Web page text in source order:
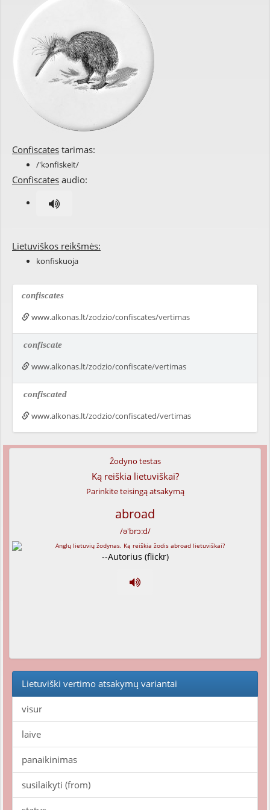
Confiscates tarimas:
/'kɔnfiskeit/
Confiscates audio:
Lietuviškos reikšmės:
konfiskuoja
confiscates
www.alkonas.lt/zodzio/confiscates/vertimas
confiscate
www.alkonas.lt/zodzio/confiscate/vertimas
confiscated
www.alkonas.lt/zodzio/confiscated/vertimas
Žodyno testas
Ką reiškia lietuviškai?
Parinkite teisingą atsakymą
abroad
/ə'brɔ:d/
--Autorius (flickr)
Lietuviški vertimo atsakymų variantai
visur
laive
panaikinimas
susilaikyti (from)